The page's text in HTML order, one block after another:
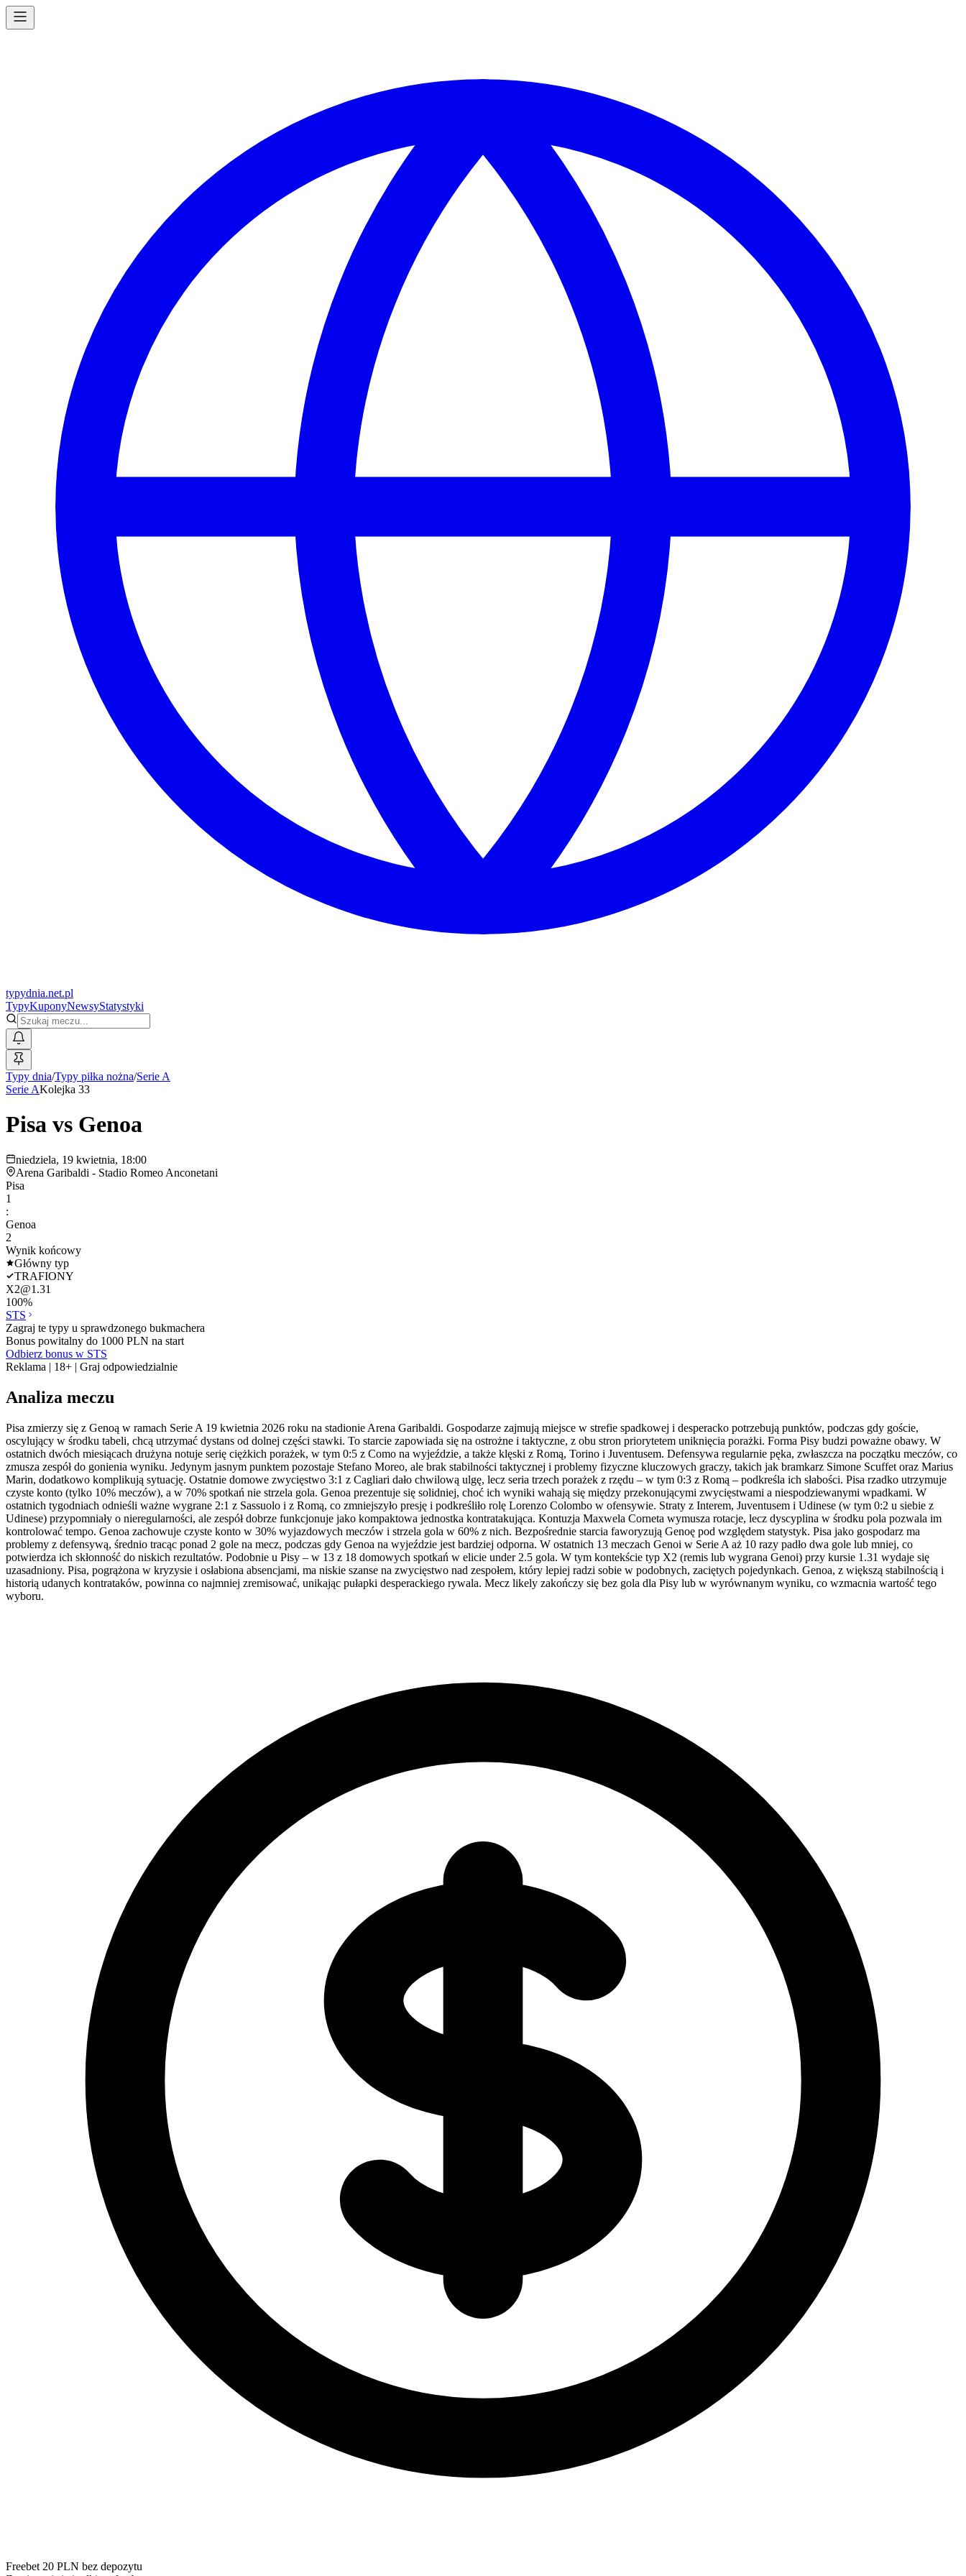
typydnia.net.pl
TypyKuponyNewsyStatystyki
Typy dnia/Typy piłka nożna/Serie A
Serie AKolejka 33
Pisa vs Genoa
niedziela, 19 kwietnia, 18:00
Arena Garibaldi - Stadio Romeo Anconetani
Pisa
1
:
Genoa
2
Wynik końcowy
Główny typ
TRAFIONY
X2@1.31
100%
STS
Zagraj te typy u sprawdzonego bukmachera
Bonus powitalny do 1000 PLN na start
Odbierz bonus w STS
Reklama | 18+ | Graj odpowiedzialnie
Analiza meczu
Pisa zmierzy się z Genoą w ramach Serie A 19 kwietnia 2026 roku na stadionie Arena Garibaldi. Gospodarze zajmują miejsce w strefie spadkowej i desperacko potrzebują punktów, podczas gdy goście,
oscylujący w środku tabeli, chcą utrzymać dystans od dolnej części stawki. To starcie zapowiada się na ostrożne i taktyczne, z obu stron priorytetem uniknięcia porażki. Forma Pisy budzi poważne obawy. W
ostatnich dwóch miesiącach drużyna notuje serię ciężkich porażek, w tym 0:5 z Como na wyjeździe, a także klęski z Romą, Torino i Juventusem. Defensywa regularnie pęka, zwłaszcza na początku meczów, co
zmusza zespół do gonienia wyniku. Jedynym jasnym punktem pozostaje Stefano Moreo, ale brak stabilności taktycznej i problemy fizyczne kluczowych graczy, takich jak bramkarz Simone Scuffet oraz Marius
Marin, dodatkowo komplikują sytuację. Ostatnie domowe zwycięstwo 3:1 z Cagliari dało chwilową ulgę, lecz seria trzech porażek z rzędu – w tym 0:3 z Romą – podkreśla ich słabości. Pisa rzadko utrzymuje
czyste konto (tylko 10% meczów), a w 70% spotkań nie strzela gola. Genoa prezentuje się solidniej, choć ich wyniki wahają się między przekonującymi zwycięstwami a niespodziewanymi wpadkami. W
ostatnich tygodniach odnieśli ważne wygrane 2:1 z Sassuolo i z Romą, co zmniejszyło presję i podkreśliło rolę Lorenzo Colombo w ofensywie. Straty z Interem, Juventusem i Udinese (w tym 0:2 u siebie z
Udinese) przypomniały o nieregularności, ale zespół dobrze funkcjonuje jako kompaktowa jednostka kontratakująca. Kontuzja Maxwela Corneta wymusza rotacje, lecz dyscyplina w środku pola pozwala im
kontrolować tempo. Genoa zachowuje czyste konto w 30% wyjazdowych meczów i strzela gola w 60% z nich. Bezpośrednie starcia faworyzują Genoę pod względem statystyk. Pisa jako gospodarz ma
problemy z defensywą, średnio tracąc ponad 2 gole na mecz, podczas gdy Genoa na wyjeździe jest bardziej odporna. W ostatnich 13 meczach Genoi w Serie A aż 10 razy padło dwa gole lub mniej, co
potwierdza ich skłonność do niskich rezultatów. Podobnie u Pisy – w 13 z 18 domowych spotkań w elicie under 2.5 gola. W tym kontekście typ X2 (remis lub wygrana Genoi) przy kursie 1.31 wydaje się
uzasadniony. Pisa, pogrążona w kryzysie i osłabiona absencjami, ma niskie szanse na zwycięstwo nad zespołem, który lepiej radzi sobie w podobnych, zaciętych pojedynkach. Genoa, z większą stabilnością i
historią udanych kontrataków, powinna co najmniej zremisować, unikając pułapki desperackiego rywala. Mecz likely zakończy się bez gola dla Pisy lub w wyrównanym wyniku, co wzmacnia wartość tego
wyboru.
Freebet 20 PLN bez depozytu